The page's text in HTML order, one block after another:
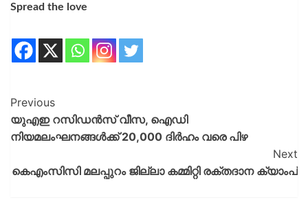
Spread the love
Previous
യുഎഇ റസിഡൻസ് വീസ, ഐഡി
നിയമലംഘനങ്ങൾക്ക് 20,000 ദിർഹം വരെ പിഴ
Next
കെഎംസിസി മലപ്പുറം ജില്ലാ കമ്മിറ്റി രക്തദാന ക്യാംപ്